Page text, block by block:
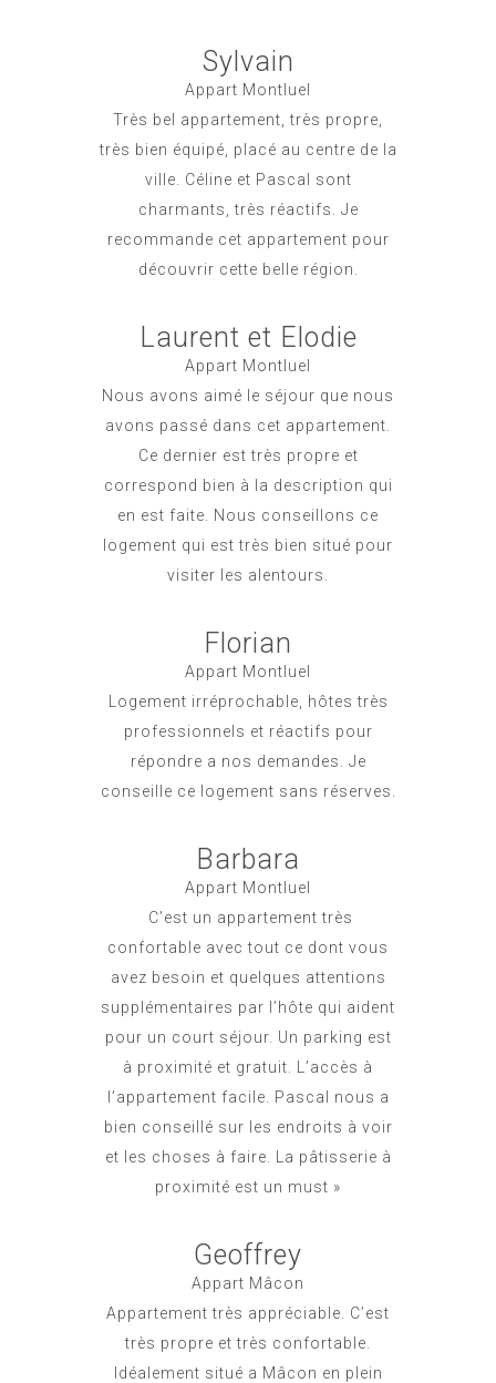
Sylvain
Appart Montluel
Très bel appartement, très propre,
très bien équipé, placé au centre de la
ville. Céline et Pascal sont
charmants, très réactifs. Je
recommande cet appartement pour
découvrir cette belle région.
Laurent et Elodie
Appart Montluel
Nous avons aimé le séjour que nous
avons passé dans cet appartement.
Ce dernier est très propre et
correspond bien à la description qui
en est faite. Nous conseillons ce
logement qui est très bien situé pour
visiter les alentours.
Florian
Appart Montluel
Logement irréprochable, hôtes très
professionnels et réactifs pour
répondre a nos demandes. Je
conseille ce logement sans réserves.
Barbara
Appart Montluel
C’est un appartement très
confortable avec tout ce dont vous
avez besoin et quelques attentions
supplémentaires par l’hôte qui aident
pour un court séjour. Un parking est
à proximité et gratuit. L’accès à
l’appartement facile. Pascal nous a
bien conseillé sur les endroits à voir
et les choses à faire. La pâtisserie à
proximité est un must »
Geoffrey
Appart Mâcon
Appartement très appréciable. C’est
très propre et très confortable.
Idéalement situé a Mâcon en plein